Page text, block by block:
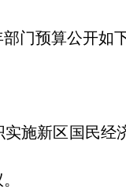
门预算公开如
新区国民经济